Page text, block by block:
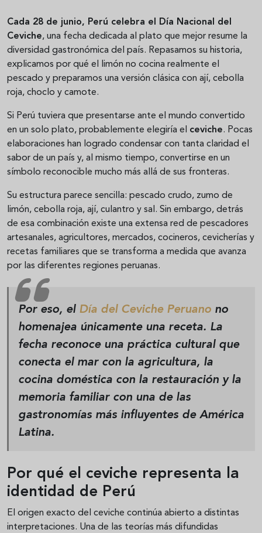
Cada 28 de junio, Perú celebra el Día Nacional del
Ceviche, una fecha dedicada al plato que mejor resume la
diversidad gastronómica del país. Repasamos su historia,
explicamos por qué el limón no cocina realmente el
pescado y preparamos una versión clásica con ají, cebolla
roja, choclo y camote.
Si Perú tuviera que presentarse ante el mundo convertido
en un solo plato, probablemente elegiría el ceviche. Pocas
elaboraciones han logrado condensar con tanta claridad el
sabor de un país y, al mismo tiempo, convertirse en un
símbolo reconocible mucho más allá de sus fronteras.
Su estructura parece sencilla: pescado crudo, zumo de
limón, cebolla roja, ají, culantro y sal. Sin embargo, detrás
de esa combinación existe una extensa red de pescadores
artesanales, agricultores, mercados, cocineros, cevicherías y
recetas familiares que se transforma a medida que avanza
por las diferentes regiones peruanas.
Por eso, el Día del Ceviche Peruano no
homenajea únicamente una receta. La
fecha reconoce una práctica cultural que
conecta el mar con la agricultura, la
cocina doméstica con la restauración y la
memoria familiar con una de las
gastronomías más influyentes de América
Latina.
Por qué el ceviche representa la
identidad de Perú
El origen exacto del ceviche continúa abierto a distintas
interpretaciones. Una de las teorías más difundidas